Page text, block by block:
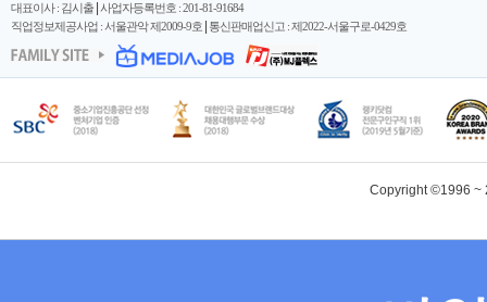
대표이사 : 김시출 사업자등록번호 : 201-81-91684
직업정보제공사업 : 서울관악 제2009-9호 통신판매업신고 : 제2022-서울구로-0429호
Copyright ©1996 ~